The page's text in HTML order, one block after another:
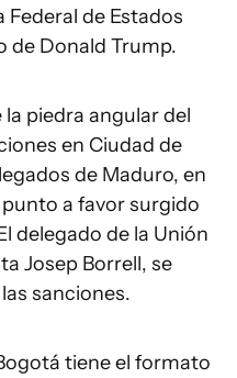
Federal de Estados
de Donald Trump.
piedra angular del
en Ciudad de
de Maduro, en
a favor surgido
delegado de la Unión
Josep Borrell, se
sanciones.
tiene el formato